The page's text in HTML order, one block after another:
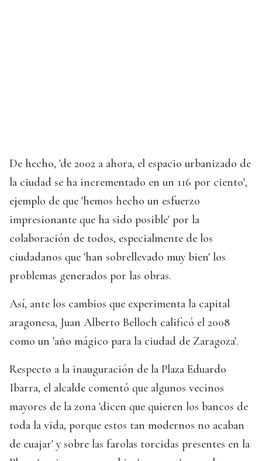
De hecho, 'de 2002 a ahora, el espacio urbanizado de
la ciudad se ha incrementado en un 116 por ciento',
ejemplo de que 'hemos hecho un esfuerzo
impresionante que ha sido posible' por la
colaboración de todos, especialmente de los
ciudadanos que 'han sobrellevado muy bien' los
problemas generados por las obras.
Así, ante los cambios que experimenta la capital
aragonesa, Juan Alberto Belloch calificó el 2008
como un 'año mágico para la ciudad de Zaragoza'.
Respecto a la inauguración de la Plaza Eduardo
Ibarra, el alcalde comentó que algunos vecinos
mayores de la zona 'dicen que quieren los bancos de
toda la vida, porque estos tan modernos no acaban
de cuajar' y sobre las farolas torcidas presentes en la